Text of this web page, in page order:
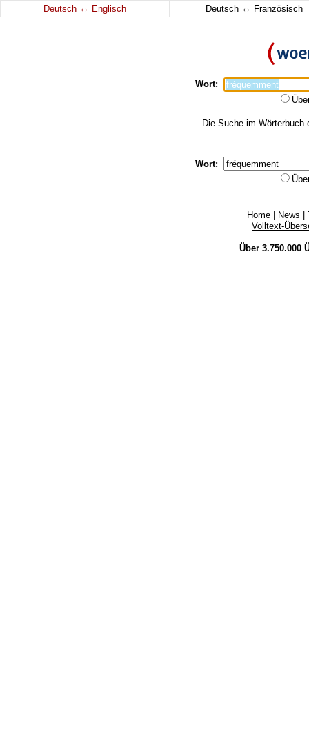
Deutsch ↔ Englisch Deutsch ↔ Französisch
Wort:
Die Suche im Wörterbuch
Wort:
Home News
Volltext-
Über 3.750.000